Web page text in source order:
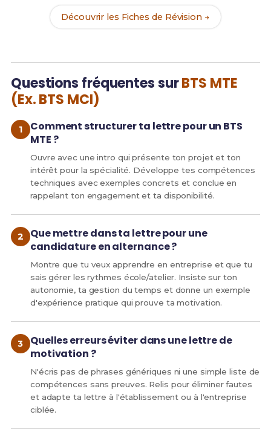
Découvrir les Fiches de Révision →
Questions fréquentes surBTS MTE
(Ex. BTS MCI)
Comment structurer ta lettre pour un BTS
MTE ?
Ouvre avec une intro qui présente ton projet et ton
intérêt pour la spécialité. Développe tes compétences
techniques avec exemples concrets et conclue en
rappelant ton engagement et ta disponibilité.
Que mettre dans ta lettre pour une
candidature en alternance ?
Montre que tu veux apprendre en entreprise et que tu
sais gérer les rythmes école/atelier. Insiste sur ton
autonomie, ta gestion du temps et donne un exemple
d'expérience pratique qui prouve ta motivation.
Quelles erreurs éviter dans une lettre de
motivation ?
N'écris pas de phrases génériques ni une simple liste de
compétences sans preuves. Relis pour éliminer fautes
et adapte ta lettre à l'établissement ou à l'entreprise
ciblée.